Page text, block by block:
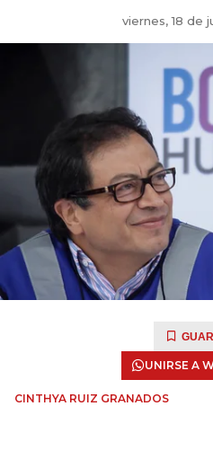
viernes, 18 de
UNIRSE A
CINTHYA RUIZ GRANADOS